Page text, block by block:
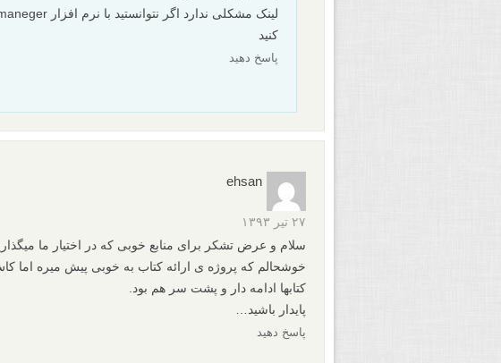
کنید
پاسخ دهید
ehsan
۲۷ تیر ۱۳۹۳
سلام و عرض تشکر برای منابع خوبی که در اختیار ما
خوشحالم که پروژه ی ارائه کتاب به خوبی پیش میره اما
کتابها ادامه دار و پشت سر هم بود.
پایدار باشید…
پاسخ دهید